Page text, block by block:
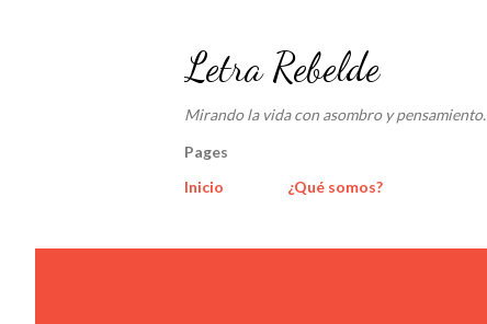
Letra Rebelde
Mirando la vida con asombro y pensamiento.
Pages
Inicio
¿Qué somos?